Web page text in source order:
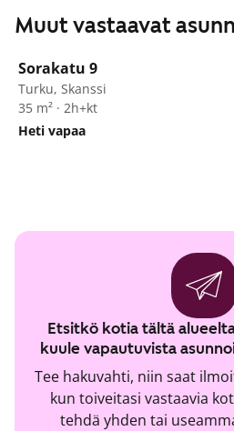
Muut vastaavat
Sorakatu 9
Turku, Skanssi
35 m² · 2h+kt
Heti vapaa
Etsitkö kotia tältä
kuule vapautuvista
Tee hakuvahti, niin saat
kun toiveitasi vastaavia
tehdä yhden tai